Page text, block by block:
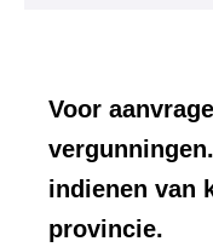
Voor
indienen van
provincie.